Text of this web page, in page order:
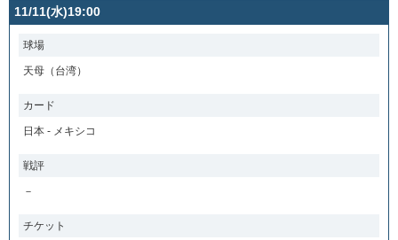
11/11(水)19:00
球場
天母（台湾）
カード
日本 - メキシコ
戦評
－
チケット